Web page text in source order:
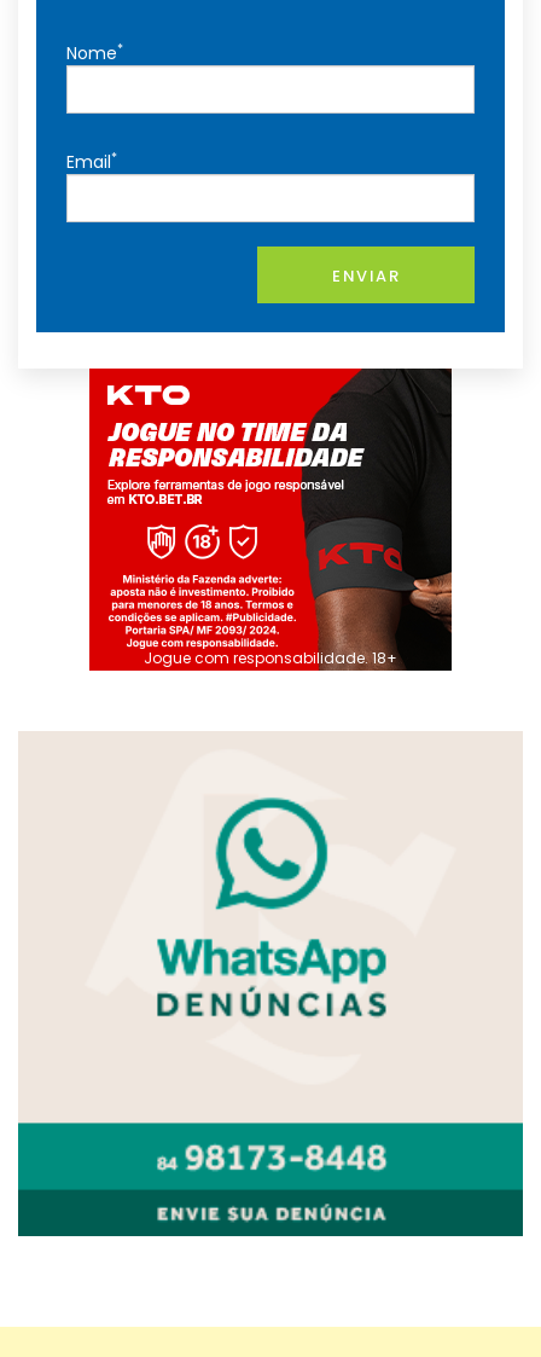
Nome*
Email*
ENVIAR
Jogue com responsabilidade. 18+